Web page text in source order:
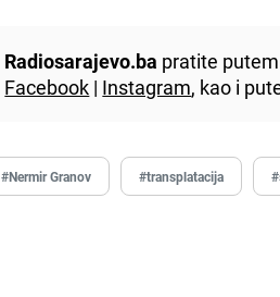
Radiosarajevo.ba pratite
Facebook | Instagram, kao i
#Nermir Granov #transplatacija